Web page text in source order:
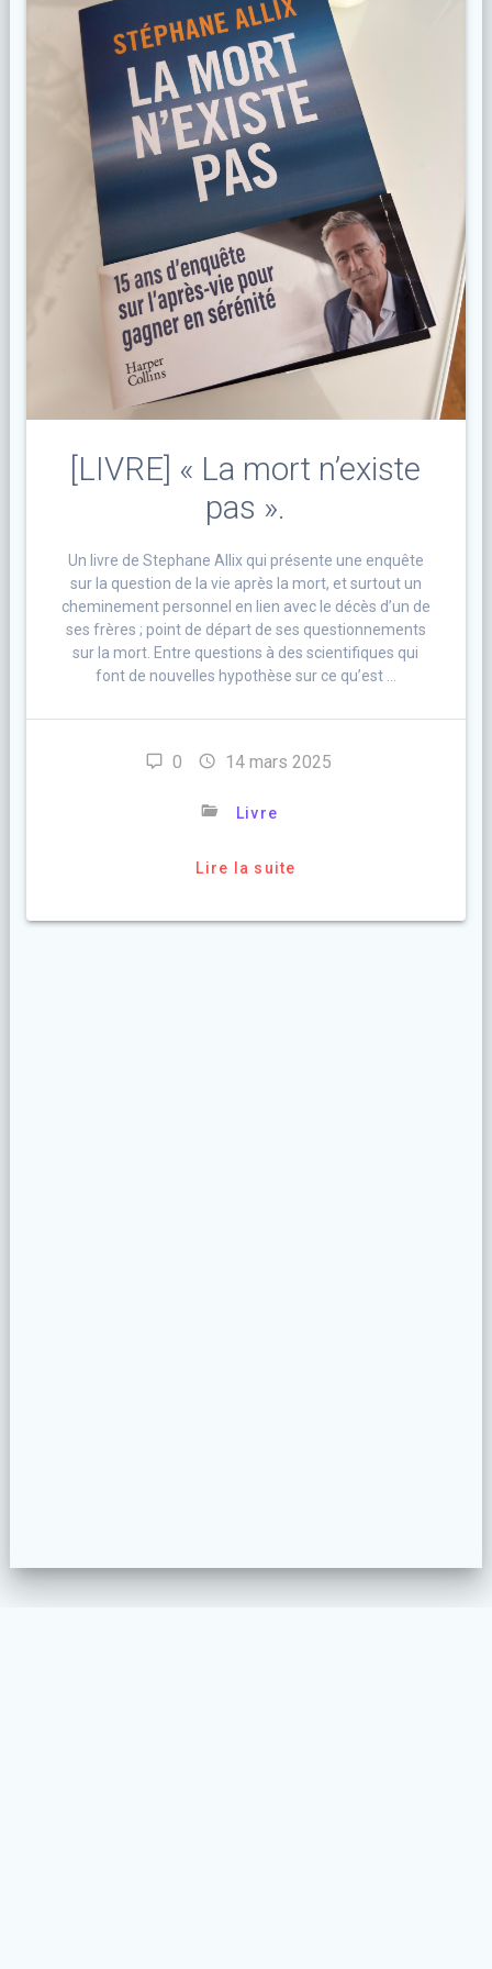
[LIVRE] « La mort n’existe
pas ».
Un livre de Stephane Allix qui présente une enquête
sur la question de la vie après la mort, et surtout un
cheminement personnel en lien avec le décès d’un de
ses frères ; point de départ de ses questionnements
sur la mort. Entre questions à des scientifiques qui
font de nouvelles hypothèse sur ce qu’est …
0 14 mars 2025
Livre
Lire la suite